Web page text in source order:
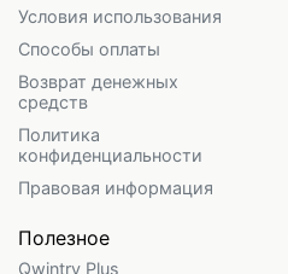
Условия использования
Способы оплаты
Возврат денежных
средств
Политика
конфиденциальности
Правовая информация
Полезное
Qwintry Plus